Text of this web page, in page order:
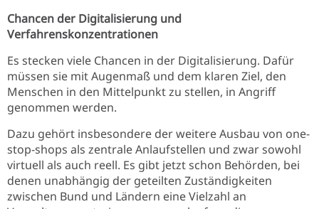
Chancen der Digitalisierung und
Verfahrenskonzentrationen
Es stecken viele Chancen in der Digitalisierung. Dafür
müssen sie mit Augenmaß und dem klaren Ziel, den
Menschen in den Mittelpunkt zu stellen, in Angriff
genommen werden.
Dazu gehört insbesondere der weitere Ausbau von one-
stop-shops als zentrale Anlaufstellen und zwar sowohl
virtuell als auch reell. Es gibt jetzt schon Behörden, bei
denen unabhängig der geteilten Zuständigkeiten
zwischen Bund und Ländern eine Vielzahl an